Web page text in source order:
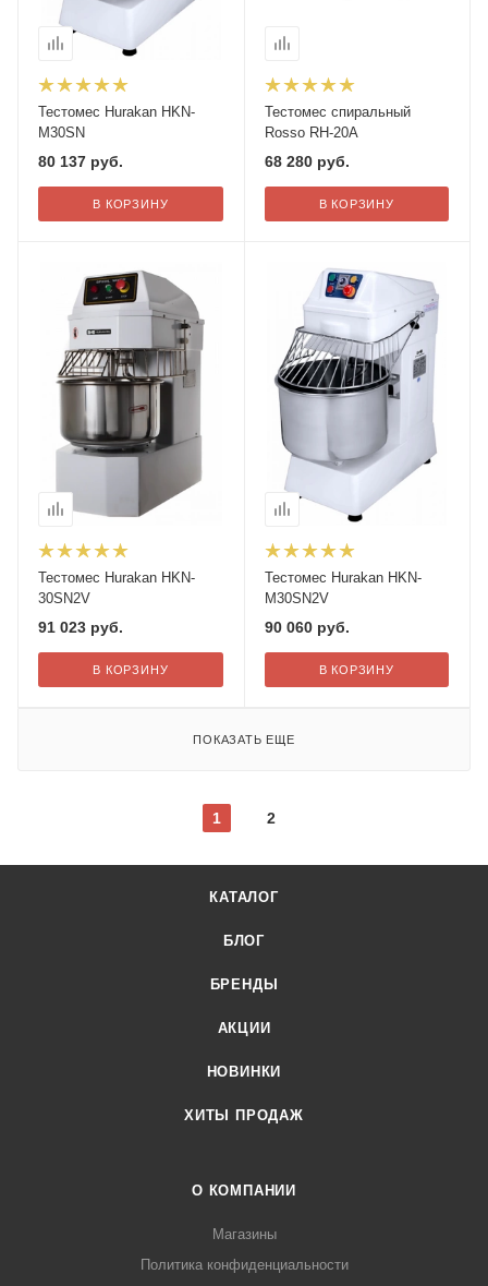
Тестомес Hurakan HKN-
M30SN
80 137 руб.
В КОРЗИНУ
Тестомес спиральный
Rosso RH-20A
68 280руб.
В КОРЗИНУ
Тестомес Hurakan HKN-
30SN2V
91 023 руб.
В КОРЗИНУ
Тестомес Hurakan HKN-
M30SN2V
90 060руб.
В КОРЗИНУ
ПОКАЗАТЬ ЕЩЕ
1 2
КАТАЛОГ
БЛОГ
БРЕНДЫ
АКЦИИ
НОВИНКИ
ХИТЫ ПРОДАЖ
О КОМПАНИИ
Магазины
Политика конфиденциальности